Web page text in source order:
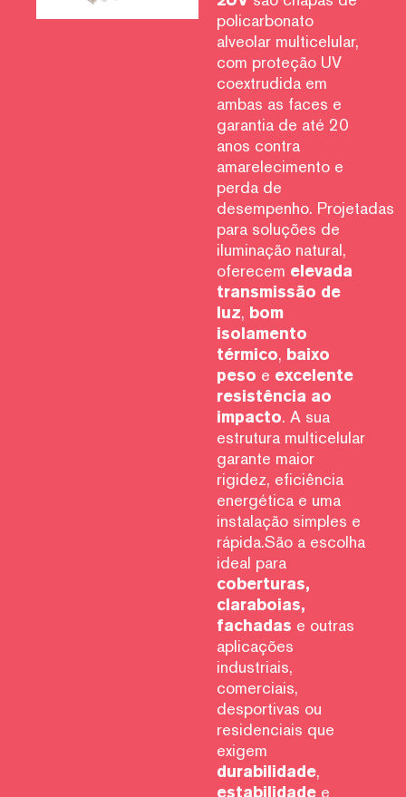
policarbonato
alveolar multicelular,
com proteção UV
coextrudida em
ambas as faces e
garantia de até 20
anos contra
amarelecimento e
perda de
desempenho. Projetadas
para soluções de
iluminação natural,
oferecem elevada
transmissão de
luz, bom
isolamento
térmico, baixo
peso e excelente
resistência ao
impacto. A sua
estrutura multicelular
garante maior
rigidez, eficiência
energética e uma
instalação simples e
rápida.São a escolha
ideal para
coberturas,
claraboias,
fachadas e outras
aplicações
industriais,
comerciais,
desportivas ou
residenciais que
exigem
durabilidade,
estabilidadee